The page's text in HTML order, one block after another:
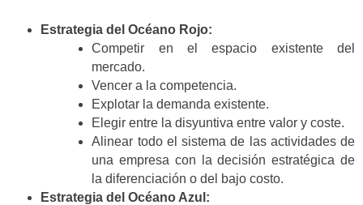
Estrategia del Océano Rojo:
Competir en el espacio existente del
mercado.
Vencer a la competencia.
Explotar la demanda existente.
Elegir entre la disyuntiva entre valor y coste.
Alinear todo el sistema de las actividades de
una empresa con la decisión estratégica de
la diferenciación o del bajo costo.
Estrategia del Océano Azul: